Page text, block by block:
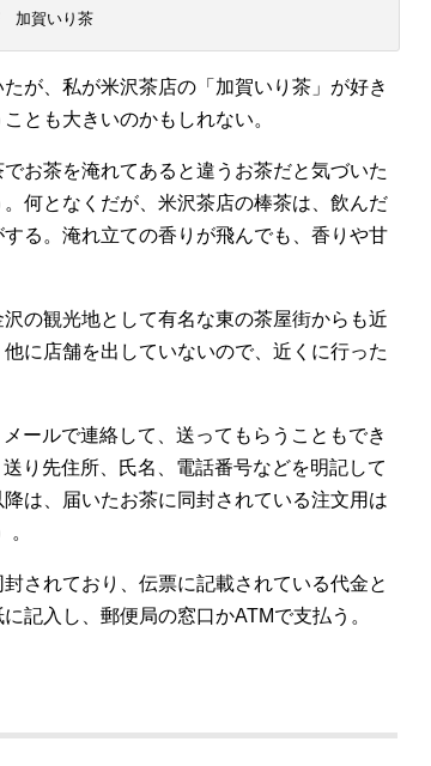
加賀いり茶
が、私が米沢茶店の「加賀いり茶」が好き
とも大きいのかもしれない。
お茶を淹れてあると違うお茶だと気づいた
何となくだが、米沢茶店の棒茶は、飲んだ
る。淹れ立ての香りが飛んでも、香りや甘
の観光地として有名な東の茶屋街からも近
に店舗を出していないので、近くに行った
ールで連絡して、送ってもらうこともでき
り先住所、氏名、電話番号などを明記して
は、届いたお茶に同封されている注文用は
されており、伝票に記載されている代金と
記入し、郵便局の窓口かATMで支払う。